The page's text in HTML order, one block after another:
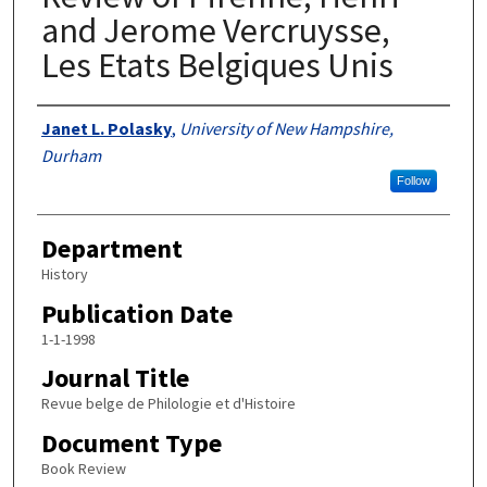
and Jerome Vercruysse,
Les Etats Belgiques Unis
Authors
Janet L. Polasky, University of New Hampshire,
Durham
Follow
Department
History
Publication Date
1-1-1998
Journal Title
Revue belge de Philologie et d'Histoire
Document Type
Book Review